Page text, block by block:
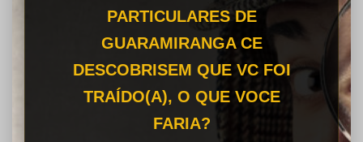
PARTICULARES DE
GUARAMIRANGA CE
DESCOBRISEM QUE VC FOI
TRAÍDO(A), O QUE VOCE
FARIA?